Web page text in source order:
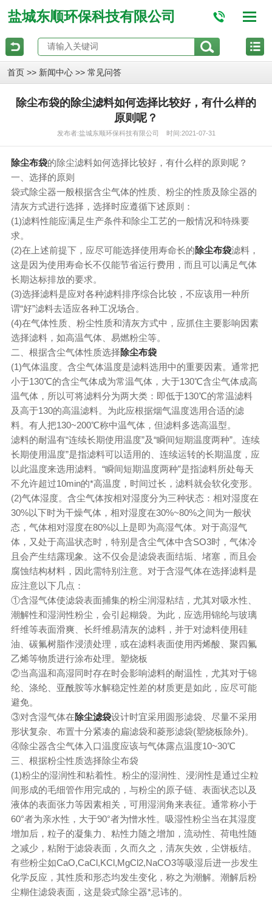
盐城东顺环保科技有限公司
首页 >> 新闻中心 >> 常见问答
除尘布袋的除尘滤料如何选择比较好，有什么样的
原则呢？
发布者:盐城东顺环保科技有限公司 时间:2021-07-31
除尘布袋的除尘滤料如何选择比较好，有什么样的原则呢？
一、选择的原则
袋式除尘器一般根据含尘气体的性质、粉尘的性质及除尘器的
清灰方式进行选择，选择时应遵循下述原则：
(1)滤料性能应满足生产条件和除尘工艺的一般情况和特殊要
求。
(2)在上述前提下，应尽可能选择使用寿命长的除尘布袋滤料，
这是因为使用寿命长不仅能节省运行费用，而且可以满足气体
长期达标排放的要求。
(3)选择滤料是应对各种滤料排序综合比较，不应该用一种所
谓“好”滤料去适应各种工况场合。
(4)在气体性质、粉尘性质和清灰方式中，应抓住主要影响因素
选择滤料，如高温气体、易燃粉尘等。
二、根据含尘气体性质选择除尘布袋
(1)气体温度。含尘气体温度是滤料选用中的重要因素。通常把
小于130℃的含尘气体成为常温气体，大于130℃含尘气体成高
温气体，所以可将滤料分为两大类：即低于130℃的常温滤料
及高于130的高温滤料。为此应根据烟气温度选用合适的滤
料。有人把130~200℃称中温气体，但滤料多选高温型。
滤料的耐温有“连续长期使用温度”及“瞬间短期温度两种”。连续
长期使用温度”是指滤料可以适用的、连续运转的长期温度，应
以此温度来选用滤料。“瞬间短期温度两种”是指滤料所处每天
不允许超过10min的*高温度，时间过长，滤料就会软化变形。
(2)气体湿度。含尘气体按相对湿度分为三种状态：相对湿度在
30%以下时为干燥气体，相对湿度在30%~80%之间为一般状
态，气体相对湿度在80%以上是即为高湿气体。对于高湿气
体，又处于高温状态时，特别是含尘气体中含SO3时，气体冷
且会产生结露现象。这不仅会是滤袋表面结垢、堵塞，而且会
腐蚀结构材料，因此需特别注意。对于含湿气体在选择滤料是
应注意以下几点：
①含湿气体使滤袋表面捕集的粉尘润湿粘结，尤其对吸水性、
潮解性和湿润性粉尘，会引起糊袋。为此，应选用锦纶与玻璃
纤维等表面滑爽、长纤维易清灰的滤料，并于对滤料使用硅
油、碳氟树脂作浸渍处理，或在滤料表面使用丙烯酸、聚四氟
乙烯等物质进行涂布处理。塑烧板
②当高温和高湿同时存在时会影响滤料的耐温性，尤其对于锦
纶、涤纶、亚酰胺等水解稳定性差的材质更是如此，应尽可能
避免。
③对含湿气体在除尘滤袋设计时宜采用圆形滤袋、尽量不采用
形状复杂、布置十分紧凑的扁滤袋和菱形滤袋(塑烧板除外)。
④除尘器含尘气体入口温度应该与气体露点温度10~30℃
三、根据粉尘性质选择除尘布袋
(1)粉尘的湿润性和粘着性。粉尘的湿润性、浸润性是通过尘粒
间形成的毛细管作用完成的，与粉尘的原子链、表面状态以及
液体的表面张力等因素相关，可用湿润角来表征。通常称小于
60°者为亲水性，大于90°者为憎水性。吸湿性粉尘当在其湿度
增加后，粒子的凝集力、粘性力随之增加，流动性、荷电性随
之减少，粘附于滤袋表面，久而久之，清灰失效，尘饼板结。
有些粉尘如CaO,CaCl,KCl,MgCl2,NaCO3等吸湿后进一步发生
化学反应，其性质和形态均发生变化，称之为潮解。潮解后粉
尘糊住滤袋表面，这是袋式除尘器*忌讳的。